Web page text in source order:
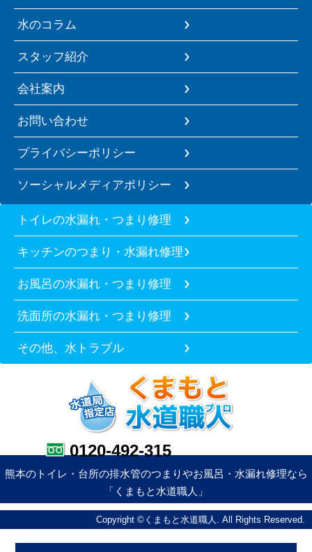
水のコラム
スタッフ紹介
会社案内
お問い合わせ
プライバシーポリシー
ソーシャルメディアポリシー
トイレの水漏れ・つまり修理
キッチンのつまり・水漏れ修理
お風呂の水漏れ・つまり修理
洗面所の水漏れ・つまり修理
その他、水トラブル
0120-492-315
熊本のトイレ・台所の排水管のつまりやお風呂・水漏れ修理なら
「くまもと水道職人」
Copyright ©くまもと水道職人. All Rights Reserved.